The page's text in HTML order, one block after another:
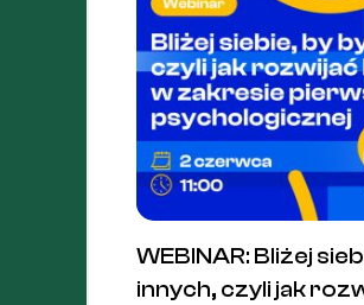
WEBINAR: Bliżej
innych, czyli jak